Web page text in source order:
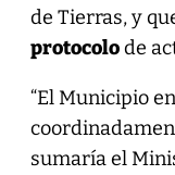
de Tierras, y
protocolode
“El Municipio
sumaría el